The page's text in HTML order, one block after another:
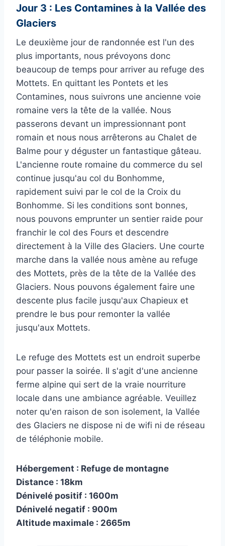
Jour 3 : Les Contamines à la Vallée des
Glaciers
Le deuxième jour de randonnée est l'un des
plus importants, nous prévoyons donc
beaucoup de temps pour arriver au refuge des
Mottets. En quittant les Pontets et les
Contamines, nous suivrons une ancienne voie
romaine vers la tête de la vallée. Nous
passerons devant un impressionnant pont
romain et nous nous arrêterons au Chalet de
Balme pour y déguster un fantastique gâteau.
L'ancienne route romaine du commerce du sel
continue jusqu'au col du Bonhomme,
rapidement suivi par le col de la Croix du
Bonhomme. Si les conditions sont bonnes,
nous pouvons emprunter un sentier raide pour
franchir le col des Fours et descendre
directement à la Ville des Glaciers. Une courte
marche dans la vallée nous amène au refuge
des Mottets, près de la tête de la Vallée des
Glaciers. Nous pouvons également faire une
descente plus facile jusqu'aux Chapieux et
prendre le bus pour remonter la vallée
jusqu'aux Mottets.
Le refuge des Mottets est un endroit superbe
pour passer la soirée. Il s'agit d'une ancienne
ferme alpine qui sert de la vraie nourriture
locale dans une ambiance agréable. Veuillez
noter qu'en raison de son isolement, la Vallée
des Glaciers ne dispose ni de wifi ni de réseau
de téléphonie mobile.
Hébergement : Refuge de montagne
Distance : 18km
Dénivelé positif : 1600m
Dénivelé negatif : 900m
Altitude maximale : 2665m